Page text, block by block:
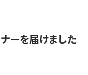
ーを届けました